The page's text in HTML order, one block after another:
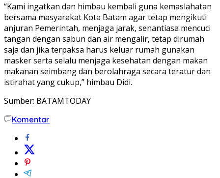
“Kami ingatkan dan himbau kembali guna kemaslahatan
bersama masyarakat Kota Batam agar tetap mengikuti
anjuran Pemerintah, menjaga jarak, senantiasa mencuci
tangan dengan sabun dan air mengalir, tetap dirumah
saja dan jika terpaksa harus keluar rumah gunakan
masker serta selalu menjaga kesehatan dengan makan
makanan seimbang dan berolahraga secara teratur dan
istirahat yang cukup,” himbau Didi.
Sumber: BATAMTODAY
Komentar